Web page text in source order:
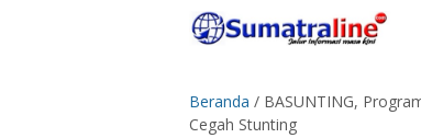
Beranda / BASUNTING,
Cegah Stunting